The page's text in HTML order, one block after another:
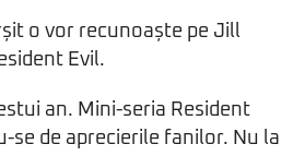
o vor recunoaște pe Jill
Evil.
an. Mini-seria Resident
se de aprecierile fanilor. Nu la